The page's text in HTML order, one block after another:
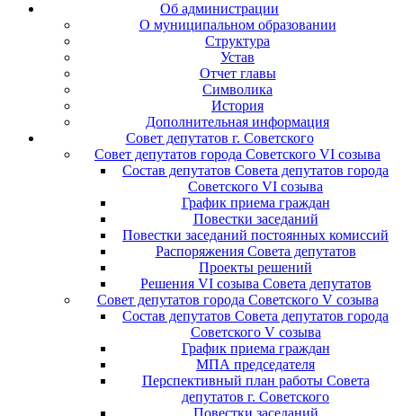
Об администрации
О муниципальном образовании
Структура
Устав
Отчет главы
Символика
История
Дополнительная информация
Совет депутатов г. Советского
Совет депутатов города Советского VI созыва
Состав депутатов Совета депутатов города
Советского VI созыва
График приема граждан
Повестки заседаний
Повестки заседаний постоянных комиссий
Распоряжения Совета депутатов
Проекты решений
Решения VI созыва Совета депутатов
Совет депутатов города Советского V созыва
Состав депутатов Совета депутатов города
Советского V созыва
График приема граждан
МПА председателя
Перспективный план работы Совета
депутатов г. Советского